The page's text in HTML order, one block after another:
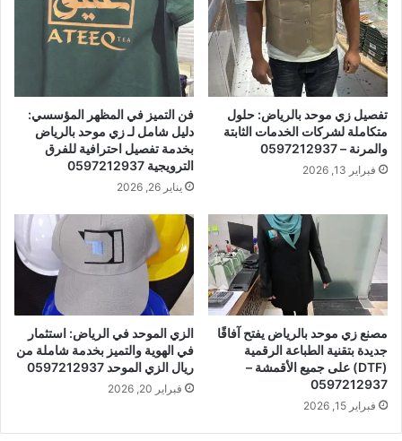
تفصيل زي موحد بالرياض: حلول
متكاملة لشركات الخدمات الثابتة
والمرنة – 0597212937
فبراير 13, 2026
فن التميز في المظهر المؤسسي:
دليل شامل لـ زي موحد بالرياض
بخدمة تفصيل احترافية للفرق
الترويجية 0597212937
يناير 26, 2026
مصنع زي موحد بالرياض يفتح آفاقًا
جديدة بتقنية الطباعة الرقمية
(DTF) على جميع الأقمشة –
0597212937
فبراير 15, 2026
الزي الموحد في الرياض: استثمار
في الهوية والتميز بخدمة شاملة من
ريال الزي الموحد 0597212937
فبراير 20, 2026